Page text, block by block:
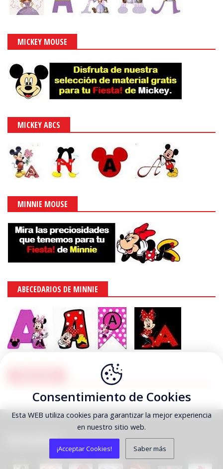
MICKEY MOUSE
MICKEY ABCS
MINNIE MOUSE
ABECEDARIOS DE MINNIE
DESTACAMOS
Consentimiento de Cookies
Esta WEB utiliza cookies para garantizar la mejor experiencia
en nuestro sitio web.
¡Acceptar Cookies! Saber más